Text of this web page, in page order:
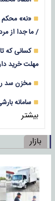
/ ما جدا از
مهلت خرید
مخزن سد
سامانه
بیشتر
بازار